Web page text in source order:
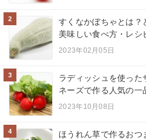
2
すくなかぼちゃとは？
美味しい食べ方・レシ
2023年02月05日
3
ラディッシュを使った
ネーズで作る人気の一
2023年10月08日
4
ほうれん草で作るおつ